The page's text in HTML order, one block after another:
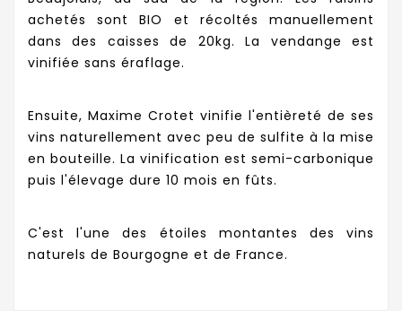
achetés sont BIO et récoltés manuellement
dans des caisses de 20kg. La vendange est
vinifiée sans éraflage.
Ensuite, Maxime Crotet vinifie l'entièreté de ses
vins naturellement avec peu de sulfite à la mise
en bouteille. La vinification est semi-carbonique
puis l'élevage dure 10 mois en fûts.
C'est l'une des étoiles montantes des vins
naturels de Bourgogne et de France.